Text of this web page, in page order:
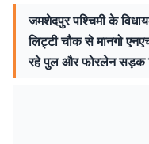
जमशेदपुर पश्चिमी के
लिट्टी चौक से मानगो
रहे पुल और फोरलेन सड़क